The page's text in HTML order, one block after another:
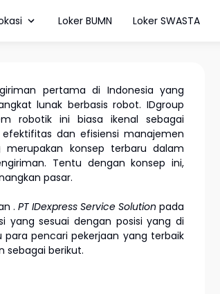
Loker BUMN Loker SWASTA
pertama di Indonesia yang
lunak berbasis robot. IDgroup
robotik ini biasa ikenal sebagai
dan efisiensi manajemen
merupakan konsep terbaru dalam
Tentu dengan konsep ini,
pasar.
. PT IDexpress Service Solution pada
yang sesuai dengan posisi yang di
pencari pekerjaan yang terbaik
sebagai berikut.